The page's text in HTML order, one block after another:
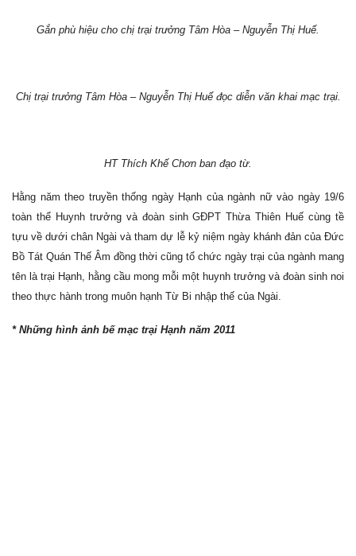
Gắn phù hiệu cho chị trại trưởng Tâm Hòa – Nguyễn Thị Huế.
Chị trại trưởng Tâm Hòa – Nguyễn Thị Huế đọc diễn văn khai mạc trại.
HT Thích Khế Chơn ban đạo từ.
Hằng năm theo truyền thống ngày Hạnh của ngành nữ vào ngày 19/6
toàn thể Huynh trưởng và đoàn sinh GĐPT Thừa Thiên Huế cùng tề
tựu về dưới chân Ngài và tham dự lễ kỷ niệm ngày khánh đản của Đức
Bồ Tát Quán Thế Âm đồng thời cũng tổ chức ngày trại của ngành mang
tên là trại Hạnh, hằng cầu mong mỗi một huynh trưởng và đoàn sinh noi
theo thực hành trong muôn hạnh Từ Bi nhập thế của Ngài.
* Những hình ảnh bế mạc trại Hạnh năm 2011